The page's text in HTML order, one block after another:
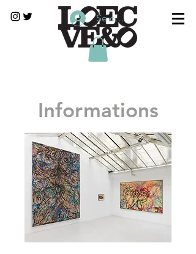
Se connecter
Informations